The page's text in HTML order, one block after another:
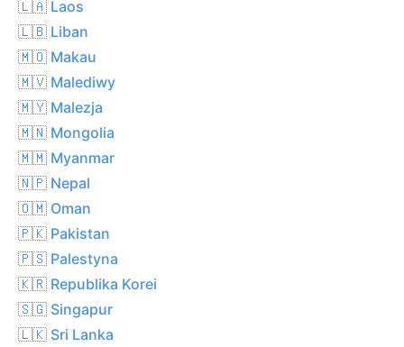
🇱🇦 Laos
🇱🇧 Liban
🇲🇴 Makau
🇲🇻 Malediwy
🇲🇾 Malezja
🇲🇳 Mongolia
🇲🇲 Myanmar
🇳🇵 Nepal
🇴🇲 Oman
🇵🇰 Pakistan
🇵🇸 Palestyna
🇰🇷 Republika Korei
🇸🇬 Singapur
🇱🇰 Sri Lanka